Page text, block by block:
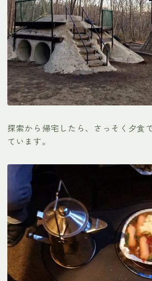
探索から帰宅したら、さっそく夕食
ています。